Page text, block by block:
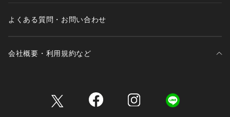
よくある質問・お問い合わせ
会社概要・利用規約など